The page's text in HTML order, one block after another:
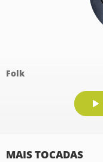
Folk
MAIS TOCADAS